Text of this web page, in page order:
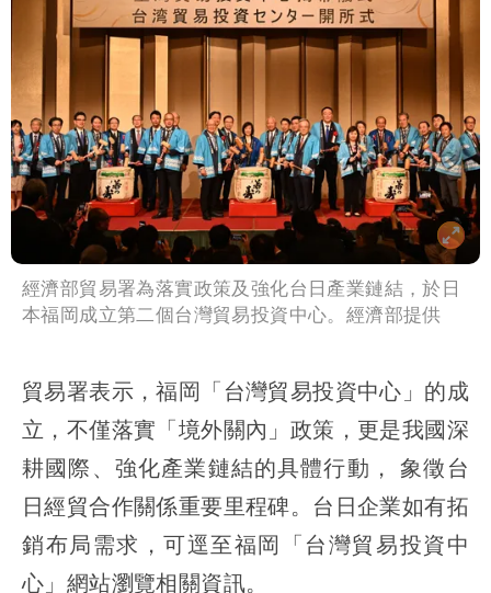
經濟部貿易署為落實政策及強化台日產業鏈結，於日
本福岡成立第二個台灣貿易投資中心。經濟部提供
貿易署表示，福岡「台灣貿易投資中心」的成
立，不僅落實「境外關內」政策，更是我國深
耕國際、強化產業鏈結的具體行動， 象徵台
日經貿合作關係重要里程碑。台日企業如有拓
銷布局需求，可逕至福岡「台灣貿易投資中
心」網站瀏覽相關資訊。